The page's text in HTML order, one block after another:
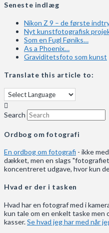
Seneste indlæg
Nikon Z 9 – de første
Nyt kunstfotografisk
Som en Fugl Føniks…
As a Phoenix…
Graviditetsfoto som kunst
Translate this article to:
Search
Ordbog om fotografi
En ordbog om fotografi - ikke
dækket, men en slags
koncentreret udgave, hvor kun
Hvad er der i tasken
Hvad har en fotograf med i
kun tale om en enkelt taske
kasser.Se hvad jeg har med når